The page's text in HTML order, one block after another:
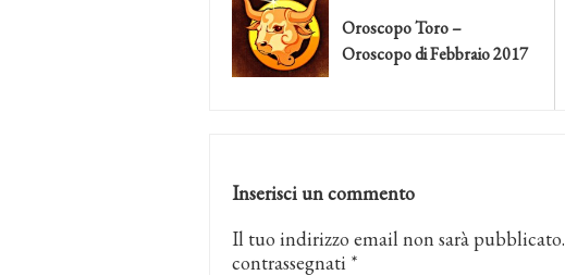
Oroscopo Toro –
Oroscopo di Febbraio 2017
Inserisci un commento
Il tuo indirizzo email non sarà pubblicato.
contrassegnati *